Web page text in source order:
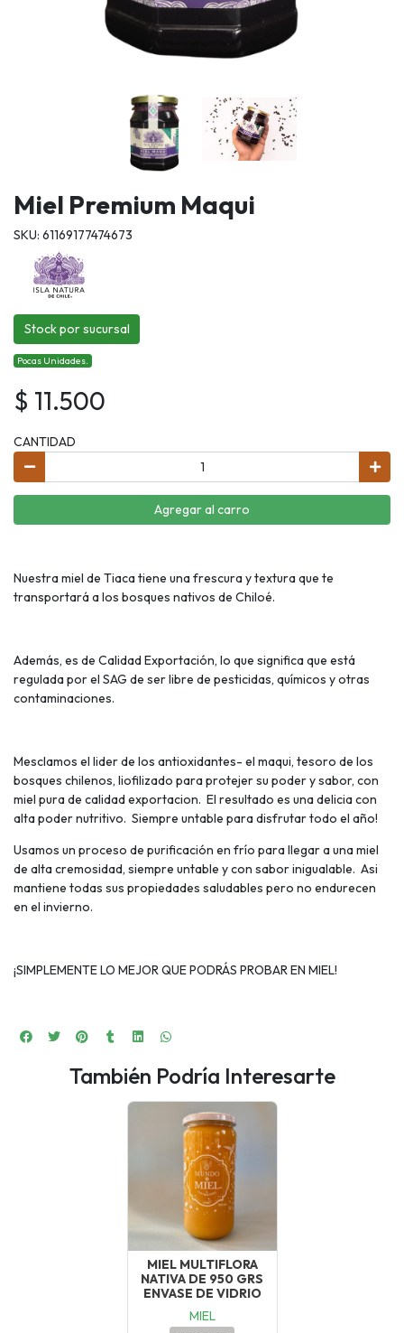
Miel Premium Maqui
SKU: 61169177474673
Stock por sucursal
Pocas Unidades.
$ 11.500
CANTIDAD
Agregar al carro
Nuestra miel de Tiaca tiene una frescura y textura que te
transportará a los bosques nativos de Chiloé.
Además, es de Calidad Exportación, lo que significa que está
regulada por el SAG de ser libre de pesticidas, químicos y otras
contaminaciones.
Mesclamos el lider de los antioxidantes- el maqui, tesoro de los
bosques chilenos, liofilizado para protejer su poder y sabor, con
miel pura de calidad exportacion. El resultado es una delicia con
alta poder nutritivo. Siempre untable para disfrutar todo el año!
Usamos un proceso de purificación en frío para llegar a una miel
de alta cremosidad, siempre untable y con sabor inigualable. Asi
mantiene todas sus propiedades saludables pero no endurecen
en el invierno.
¡SIMPLEMENTE LO MEJOR QUE PODRÁS PROBAR EN MIEL!
También Podría Interesarte
MIEL MULTIFLORA
NATIVA DE 950 GRS
ENVASE DE VIDRIO
MIEL